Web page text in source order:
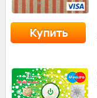
Купить